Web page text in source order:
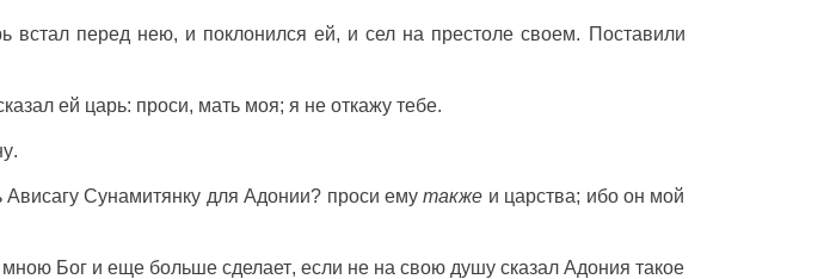
встал перед нею, и поклонился ей, исел на престоле своем. Поставили
ей царь: проси, матьмоя; я не откажутебе.
.
Ависагу Сунамитянку дляАдонии? проси емутакже и царства; ибо он мой
мною Боги еще больше сделает, если не на свою душу сказал Адония такое